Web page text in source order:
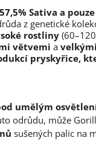
Sativa a
z genetické
rostliny
větvemi a
pryskyřice,
umělým
odrůdu, může
sušených palic na